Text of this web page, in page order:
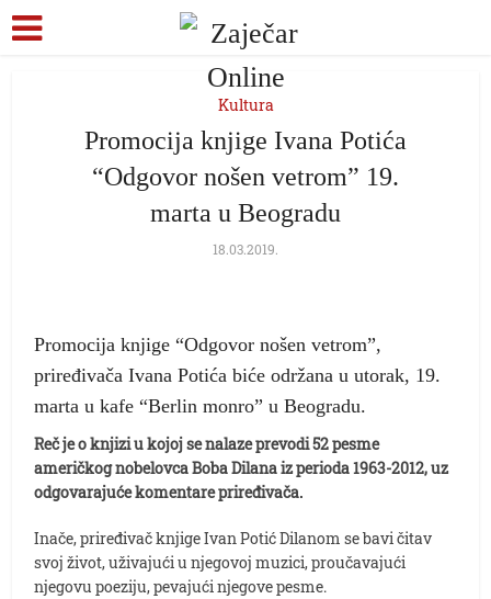
Kultura
Promocija knjige Ivana Potića
“Odgovor nošen vetrom” 19.
marta u Beogradu
18.03.2019.
Promocija knjige “Odgovor nošen vetrom”,
priređivača Ivana Potića biće održana u utorak, 19.
marta u kafe “Berlin monro” u Beogradu.
Reč je o knjizi u kojoj se nalaze prevodi 52 pesme
američkog nobelovca Boba Dilana iz perioda 1963-2012, uz
odgovarajuće komentare priređivača.
Inače, priređivač knjige Ivan Potić Dilanom se bavi čitav
svoj život, uživajući u njegovoj muzici, proučavajući
njegovu poeziju, pevajući njegove pesme.